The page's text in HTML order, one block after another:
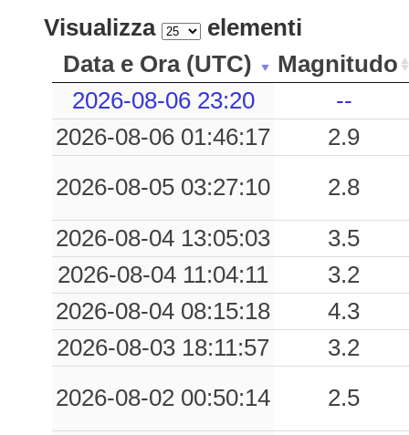
Visualizza
elementi
Data e Ora (UTC)
Magnitudo
2026-08-06 23:20
--
2026-08-06 01:46:17
2.9
2026-08-05 03:27:10
2.8
2026-08-04 13:05:03
3.5
2026-08-04 11:04:11
3.2
2026-08-04 08:15:18
4.3
2026-08-03 18:11:57
3.2
2026-08-02 00:50:14
2.5